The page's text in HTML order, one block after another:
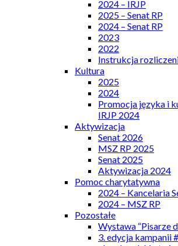
2024 – IRJP
2025 – Senat RP
2024 – Senat RP
2023
2022
Instrukcja
Kultura
2025
2024
Promocja języka i
IRJP 2024
Aktywizacja
Senat 2026
MSZ RP 2025
Senat 2025
Aktywizacja 2024
Pomoc charytatywna
2024 – Kancelaria
2024 – MSZ RP
Pozostałe
Wystawa “Pisarze
3. edycja kampanii